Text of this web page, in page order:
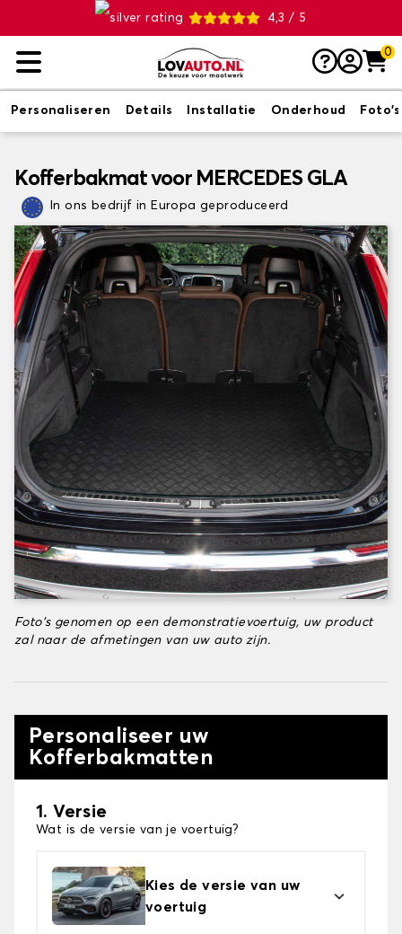
4,3 / 5
0
Personaliseren Details Installatie Onderhoud Foto's
Kofferbakmat voor MERCEDES GLA
In ons bedrijf in Europa geproduceerd
Foto's genomen op een demonstratievoertuig, uw product
zal naar de afmetingen van uw auto zijn.
Personaliseer uw
Kofferbakmatten
1. Versie
Wat is de versie van je voertuig?
Kies de versie van uw
voertuig